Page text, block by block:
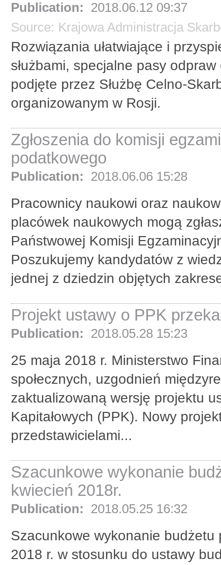
Publication:
2018.06.12 09:37
Source: Krajowa Administracja
Rozwiązania ułatwiające i
służbami, specjalne pasy
podjęte przez Służbę Celno-
organizowanym w Rosji.
Zgłoszenia do komisji
podatkowego
Publication: 2018.06.06 15:28
Pracownicy naukowi oraz
placówek naukowych mogą
Państwowej Komisji
Poszukujemy kandydatów z
jednej z dziedzin objętych
Projekt ustawy o PPK
Publication: 2018.05.28 15:23
25 maja 2018 r. Ministerstwo
społecznych, uzgodnień
zaktualizowaną wersję projektu
Kapitałowych (PPK). Nowy
przedstawicielami...
Szacunkowe wykonanie
kwiecień 2018r.
Publication: 2018.05.25 16:32
Szacunkowe wykonanie
2018 r. w stosunku do ustawy